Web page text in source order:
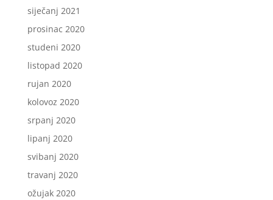
siječanj 2021
prosinac 2020
studeni 2020
listopad 2020
rujan 2020
kolovoz 2020
srpanj 2020
lipanj 2020
svibanj 2020
travanj 2020
ožujak 2020